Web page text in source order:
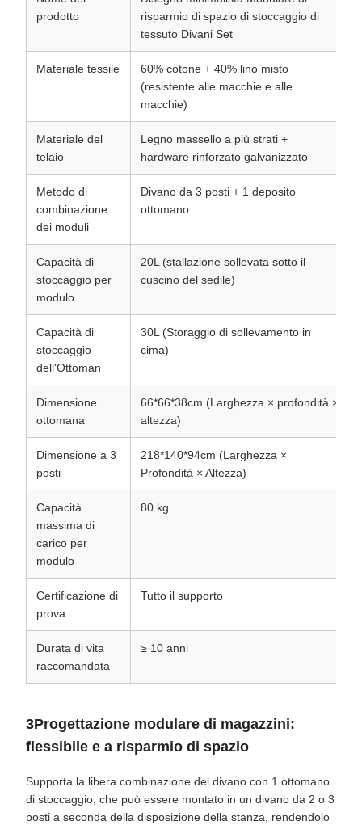
prodotto
risparmio di spazio di stoccaggio di
tessuto Divani Set
Materiale tessile
60% cotone + 40% lino misto
(resistente alle macchie e alle
macchie)
Materiale del
telaio
Legno massello a più strati +
hardware rinforzato galvanizzato
Metodo di
combinazione
dei moduli
Divano da 3 posti + 1 deposito
ottomano
Capacità di
stoccaggio per
modulo
20L (stallazione sollevata sotto il
cuscino del sedile)
Capacità di
stoccaggio
dell'Ottoman
30L (Storaggio di sollevamento in
cima)
Dimensione
ottomana
66*66*38cm (Larghezza × profondità ×
altezza)
Dimensione a 3
posti
218*140*94cm (Larghezza ×
Profondità × Altezza)
Capacità
massima di
carico per
modulo
80 kg
Certificazione di
prova
Tutto il supporto
Durata di vita
raccomandata
≥ 10 anni
3Progettazione modulare di magazzini:
flessibile e a risparmio di spazio
Supporta la libera combinazione del divano con 1 ottomano
di stoccaggio, che può essere montato in un divano da 2 o 3
posti a seconda della disposizione della stanza, rendendolo